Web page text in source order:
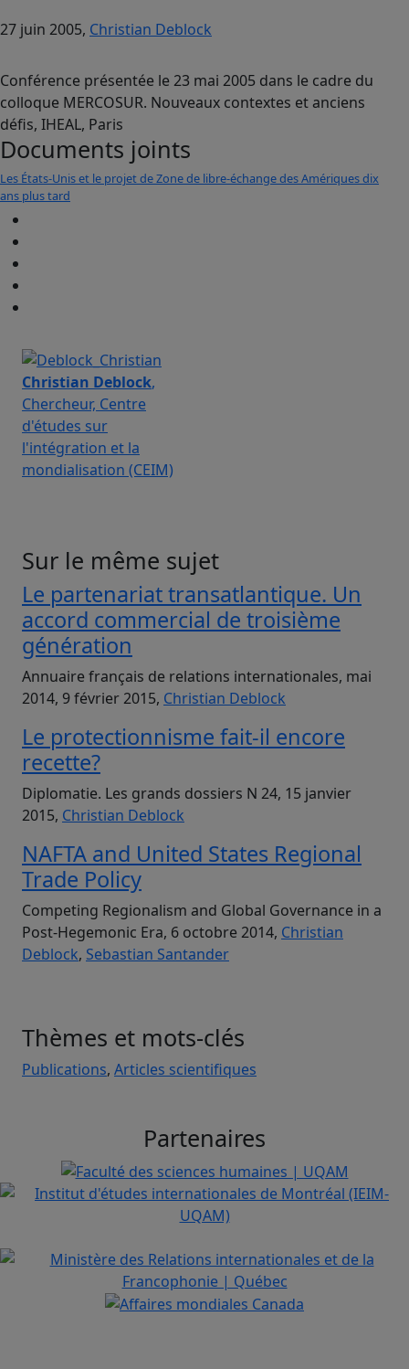
27 juin 2005, Christian Deblock
Conférence présentée le 23 mai 2005 dans le cadre du
colloque MERCOSUR. Nouveaux contextes et anciens
défis, IHEAL, Paris
Documents joints
Les États-Unis et le projet de Zone de libre-échange des Amériques dix
ans plus tard
Christian Deblock,
Chercheur, Centre
d'études sur
l'intégration et la
mondialisation (CEIM)
Sur le même sujet
Le partenariat transatlantique. Un
accord commercial de troisième
génération
Annuaire français de relations internationales, mai
2014, 9 février 2015, Christian Deblock
Le protectionnisme fait-il encore
recette?
Diplomatie. Les grands dossiers N 24, 15 janvier
2015, Christian Deblock
NAFTA and United States Regional
Trade Policy
Competing Regionalism and Global Governance in a
Post-Hegemonic Era, 6 octobre 2014, Christian
Deblock, Sebastian Santander
Thèmes et mots-clés
Publications, Articles scientifiques
Partenaires